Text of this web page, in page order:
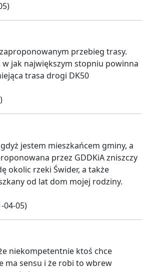
przebieg trasy.
w jak największym stopniu powinna
trasa drogi DK50
jestem mieszkańcem gminy, a
przez GDDKiA zniszczy
okolic rzeki Świder, a także
od lat dom mojej rodziny.
04-05)
niekompetentnie ktoś chce
ma sensu i że robi to wbrew